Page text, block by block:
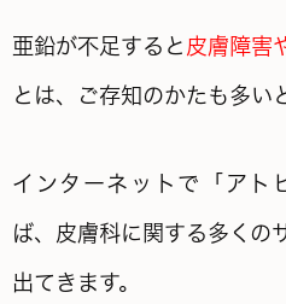
亜鉛が不足すると 皮膚障害
とは、ご存知のかたも多い
インターネットで「アト
ば、皮膚科に関する多くの
出てきます。